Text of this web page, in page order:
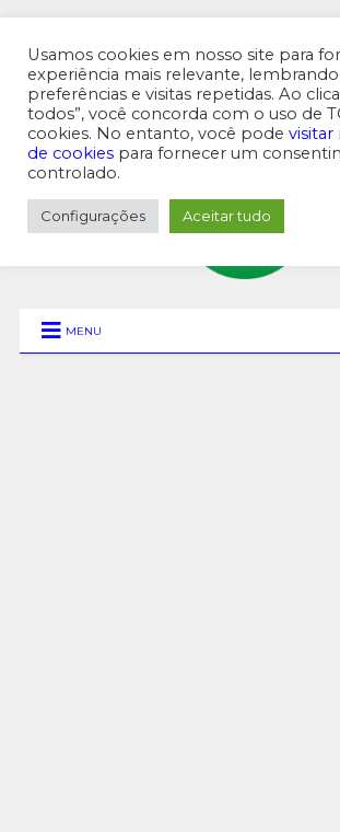
MENU SUPERIOR
MENU
Usamos cookies em nosso site para
experiência mais relevante, lembrando
preferências e visitas repetidas. Ao
todos”, você concorda com o uso de
cookies. No entanto, você pode visitar
de cookies para fornecer um
controlado.
Configurações Aceitar tudo